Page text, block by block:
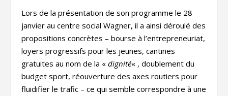
Lors de la présentation de son programme le 28
janvier au centre social Wagner, il a ainsi déroulé des
propositions concrètes – bourse à l’entrepreneuriat,
loyers progressifs pour les jeunes, cantines
gratuites au nom de la «dignité« , doublement du
budget sport, réouverture des axes routiers pour
fluidifier le trafic – ce qui semble correspondre à une